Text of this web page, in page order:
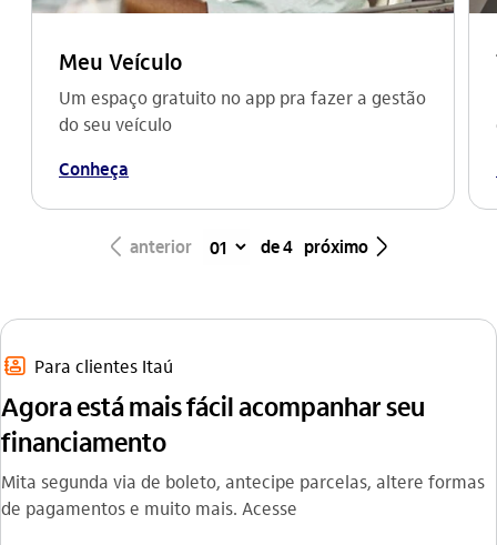
Meu Veículo
Um espaço gratuito no app pra fazer a gestão
do seu veículo
Conheça
seta_esquerda anterior de 4 próximo seta_direita
contatos_outline Para clientes Itaú
Agora está mais fácil acompanhar seu
financiamento
Mita segunda via de boleto, antecipe parcelas, altere formas
de pagamentos e muito mais. Acesse